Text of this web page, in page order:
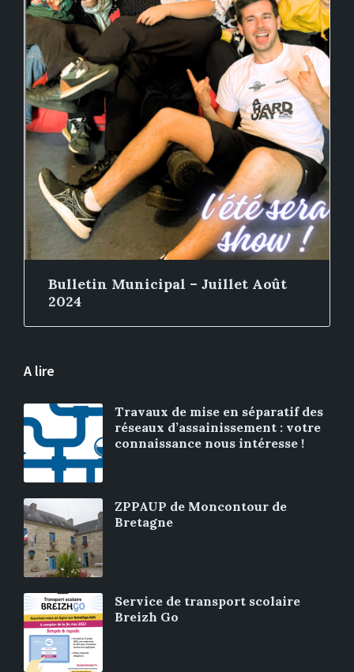
Bulletin Municipal – Juillet Août
2024
A lire
Travaux de mise en séparatif des
réseaux d’assainissement : votre
connaissance nous intéresse !
ZPPAUP de Moncontour de
Bretagne
Service de transport scolaire
Breizh Go